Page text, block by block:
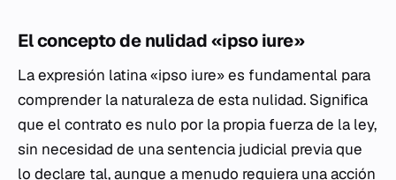
El concepto de nulidad «ipso iure»
La expresión latina «ipso iure» es fundamental para
comprender la naturaleza de esta nulidad. Significa
que el contrato es nulo por la propia fuerza de la ley,
sin necesidad de una sentencia judicial previa que
lo declare tal, aunque a menudo requiera una acción